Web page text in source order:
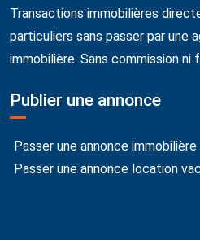
Transactions immobilières
particuliers sans passer par une
immobilière. Sans commission ni
Publier une annonce
Passer une annonce immobilière
Passer une annonce location